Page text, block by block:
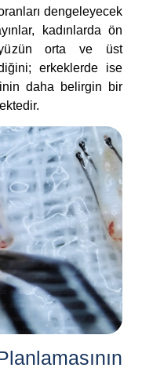
dengeleyecek
kadınlarda ön
orta ve üst
erkeklerde ise
daha belirgin bir